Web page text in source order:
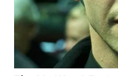
WN
TAPANULI
TENGAH
WN DELI